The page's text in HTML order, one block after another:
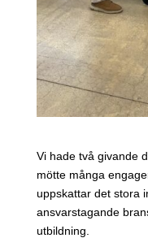
Vi hade två givande
mötte många
uppskattar det stora
ansvarstagande
utbildning.